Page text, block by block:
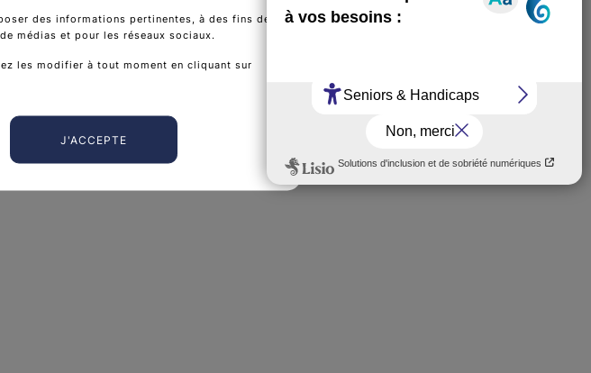
des informations pertinentes, à des fins de
médias et pour les réseaux sociaux.
les modifier à tout moment en cliquant sur
J'ACCEPTE